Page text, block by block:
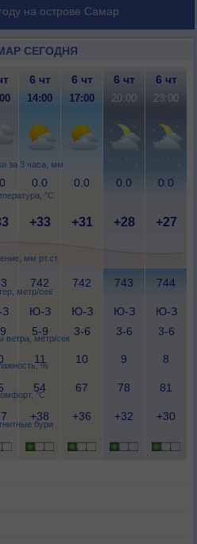
на острове Самар
СЕГОДНЯ
за 3 часа, мм
°C
мм рт.ст.
метр/сек
ветра, метр/сек
%
°C
бури
6 чт 6 чт 6 чт 6 чт
14:00 17:00 20:00 23:00
0.0 0.0 0.0 0.0
+33 +31 +28 +27
742 742 743 744
Ю-З
5-9
Ю-З
3-6
Ю-З
3-6
Ю-З
3-6
11 10 9 8
54 67 78 81
+38 +36 +32 +30